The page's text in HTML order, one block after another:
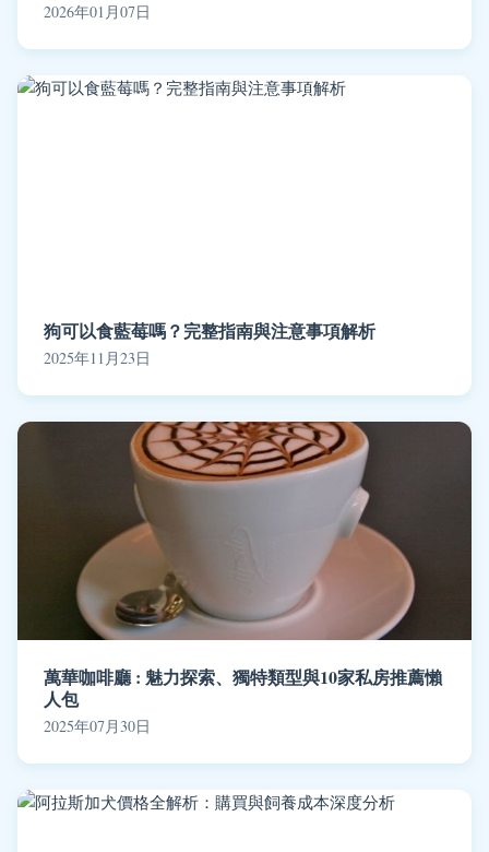
2026年01月07日
狗可以食藍莓嗎？完整指南與注意事項解析
2025年11月23日
萬華咖啡廳 : 魅力探索、獨特類型與10家私房推薦懶
人包
2025年07月30日